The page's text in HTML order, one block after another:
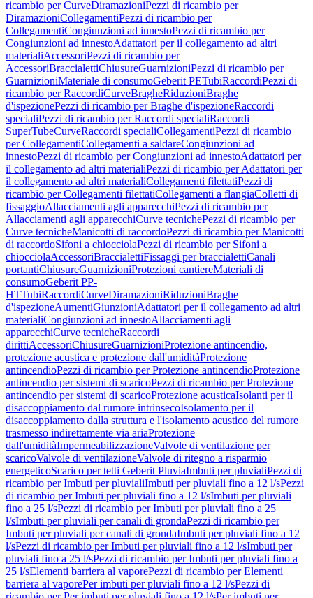
ricambio per CurveDiramazioniPezzi di ricambio per
DiramazioniCollegamentiPezzi di ricambio per
CollegamentiCongiunzioni ad innestoPezzi di ricambio per
Congiunzioni ad innestoAdattatori per il collegamento ad altri
materialiAccessoriPezzi di ricambio per
AccessoriBraccialettiChiusureGuarnizioniPezzi di ricambio per
GuarnizioniMateriale di consumoGeberit PETubiRaccordiPezzi di
ricambio per RaccordiCurveBragheRiduzioniBraghe
d'ispezionePezzi di ricambio per Braghe d'ispezioneRaccordi
specialiPezzi di ricambio per Raccordi specialiRaccordi
SuperTubeCurveRaccordi specialiCollegamentiPezzi di ricambio
per CollegamentiCollegamenti a saldareCongiunzioni ad
innestoPezzi di ricambio per Congiunzioni ad innestoAdattatori per
il collegamento ad altri materialiPezzi di ricambio per Adattatori per
il collegamento ad altri materialiCollegamenti filettatiPezzi di
ricambio per Collegamenti filettatiCollegamenti a flangiaColletti di
fissaggioAllacciamenti agli apparecchiPezzi di ricambio per
Allacciamenti agli apparecchiCurve tecnichePezzi di ricambio per
Curve tecnicheManicotti di raccordoPezzi di ricambio per Manicotti
di raccordoSifoni a chiocciolaPezzi di ricambio per Sifoni a
chiocciolaAccessoriBraccialettiFissaggi per braccialettiCanali
portantiChiusureGuarnizioniProtezioni cantiereMateriali di
consumoGeberit PP-
HTTubiRaccordiCurveDiramazioniRiduzioniBraghe
d'ispezioneAumentiGiunzioniAdattatori per il collegamento ad altri
materialiCongiunzioni ad innestoAllacciamenti agli
apparecchiCurve tecnicheRaccordi
dirittiAccessoriChiusureGuarnizioniProtezione antincendio,
protezione acustica e protezione dall'umiditàProtezione
antincendioPezzi di ricambio per Protezione antincendioProtezione
antincendio per sistemi di scaricoPezzi di ricambio per Protezione
antincendio per sistemi di scaricoProtezione acusticaIsolanti per il
disaccoppiamento dal rumore intrinsecoIsolamento per il
disaccoppiamento dalla struttura e l'isolamento acustico del rumore
trasmesso indirettamente via ariaProtezione
dall'umiditàImpermeabilizzazioneValvole di ventilazione per
scaricoValvole di ventilazioneValvole di ritegno a risparmio
energeticoScarico per tetti Geberit PluviaImbuti per pluvialiPezzi di
ricambio per Imbuti per pluvialiImbuti per pluviali fino a 12 l/sPezzi
di ricambio per Imbuti per pluviali fino a 12 l/sImbuti per pluviali
fino a 25 l/sPezzi di ricambio per Imbuti per pluviali fino a 25
l/sImbuti per pluviali per canali di grondaPezzi di ricambio per
Imbuti per pluviali per canali di grondaImbuti per pluviali fino a 12
l/sPezzi di ricambio per Imbuti per pluviali fino a 12 l/sImbuti per
pluviali fino a 25 l/sPezzi di ricambio per Imbuti per pluviali fino a
25 l/sElementi barriera al vaporePezzi di ricambio per Elementi
barriera al vaporePer imbuti per pluviali fino a 12 l/sPezzi di